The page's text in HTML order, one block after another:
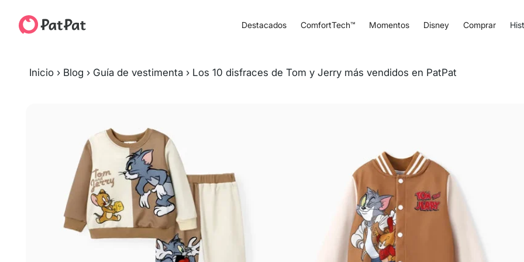
Destacados ComfortTech™ Momentos Disney Comprar
Inicio › Blog › Guía de vestimenta › Los 10 disfraces de Tom y Jerry más vendidos en PatPat